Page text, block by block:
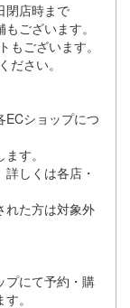
閉店時まで
ございます。
もございます。
ださい。
ECショップにつ
す。
しくは各店・
れた方は対象外
プにて予約・購
。